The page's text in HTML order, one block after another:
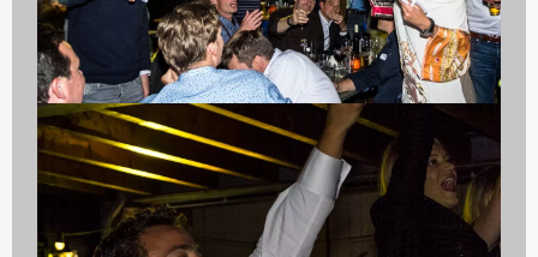
Bedrijfsuitjes
920 uitjes